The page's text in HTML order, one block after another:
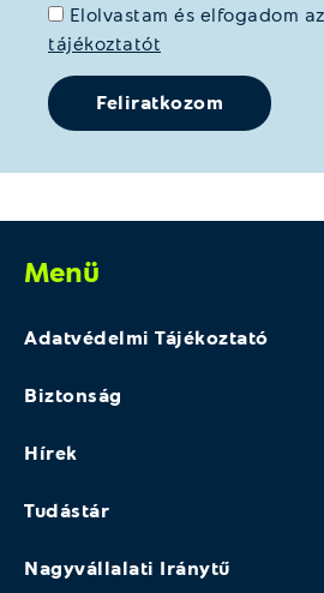
Elolvastam és elfogadom az
tájékoztatót
Menü
Adatvédelmi Tájékoztató
Biztonság
Hírek
Tudástár
Nagyvállalati Iránytű